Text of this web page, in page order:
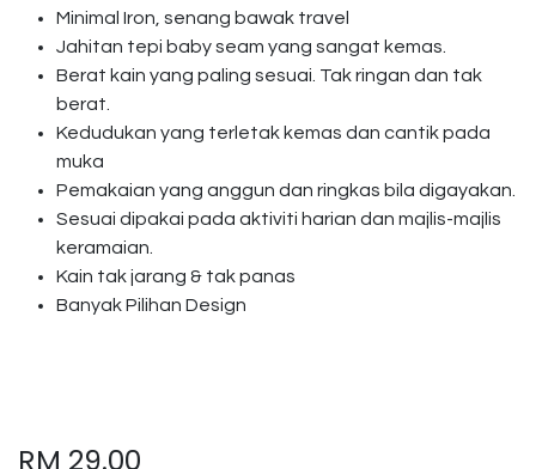
Minimal Iron, senang bawak travel
Jahitan tepi baby seam yang sangat kemas.
Berat kain yang paling sesuai. Tak ringan dan tak
berat.
Kedudukan yang terletak kemas dan cantik pada
muka
Pemakaian yang anggun dan ringkas bila digayakan.
Sesuai dipakai pada aktiviti harian dan majlis-majlis
keramaian.
Kain tak jarang & tak panas
Banyak Pilihan Design
RM 29.00